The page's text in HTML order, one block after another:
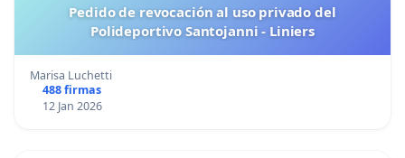
Pedido de revocación al uso privado del
Polideportivo Santojanni - Liniers
Marisa Luchetti
488 firmas
12 Jan 2026